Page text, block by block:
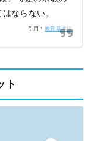
ならない。
引用： 教育基本法
ト